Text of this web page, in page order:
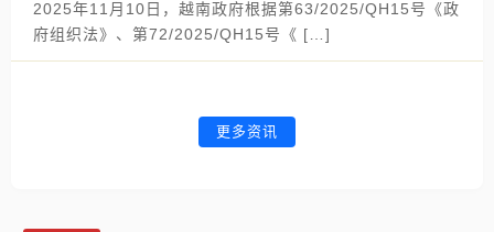
2025年11月10日，越南政府根据第63/2025/QH15号《政
府组织法》、第72/2025/QH15号《 […]
更多资讯